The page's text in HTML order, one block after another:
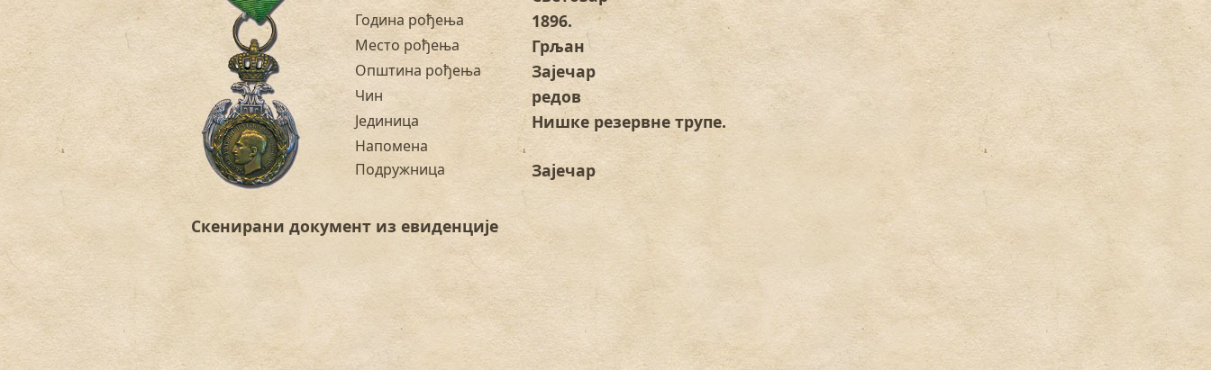
Година рођења 1896.
Место рођења Грљан
Општина рођења Зајечар
Чин редов
Јединица Нишке резервне трупе.
Напомена
Подружница
Зајечар
Скенирани документ из евиденције